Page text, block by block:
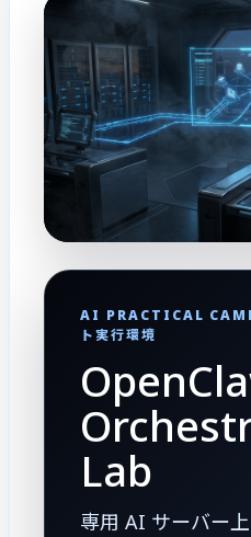
AI PRACTICAL
ト実行環境
Lab
専用 AI サーバー